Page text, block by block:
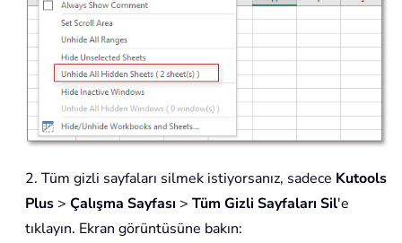
2. Tüm gizli sayfaları silmek istiyorsanız, sadece Kutools
Plus > Çalışma Sayfası > Tüm Gizli Sayfaları Sil'e
tıklayın. Ekran görüntüsüne bakın: